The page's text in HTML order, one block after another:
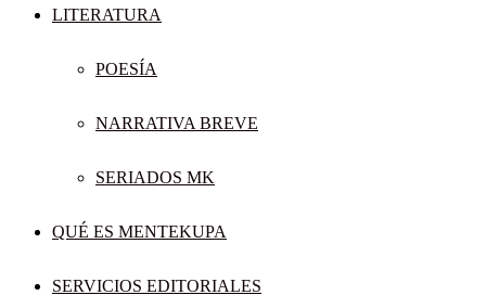
LITERATURA
POESÍA
NARRATIVA BREVE
SERIADOS MK
QUÉ ES MENTEKUPA
SERVICIOS EDITORIALES